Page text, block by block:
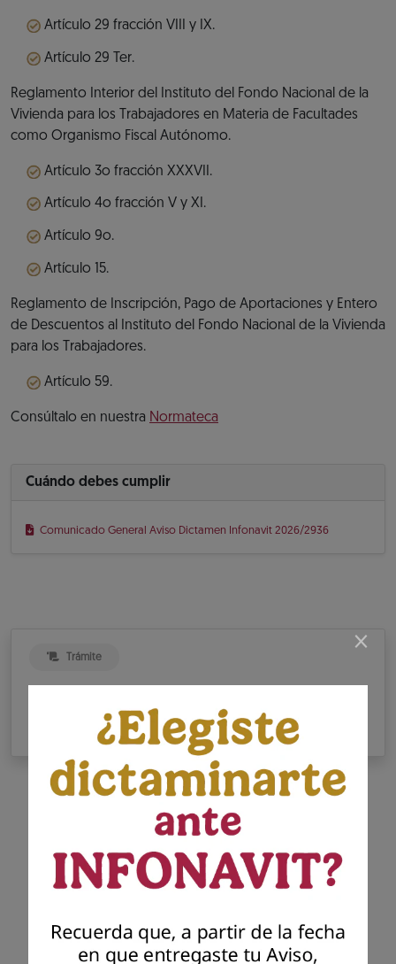
×
Artículo 29 fracción VIII y IX.
Artículo 29 Ter.
Reglamento Interior del Instituto del Fondo Nacional de la
Vivienda para los Trabajadores en Materia de Facultades
como Organismo Fiscal Autónomo.
Artículo 3o fracción XXXVII.
Artículo 4o fracción V y XI.
Artículo 9o.
Artículo 15.
Reglamento de Inscripción, Pago de Aportaciones y Entero
de Descuentos al Instituto del Fondo Nacional de la Vivienda
para los Trabajadores.
Artículo 59.
Consúltalo en nuestra Normateca
Cuándo debes cumplir
Comunicado General Aviso Dictamen Infonavit 2026/2936
Trámite
de Dictamen INFONAVIT
Presenta tu dictamen
Infonavit
Presenta el dictamen generado por el
cumplimiento a tu solicitud previa de
presentación del aviso para dictaminar el